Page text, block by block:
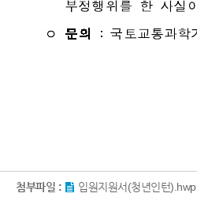
첨부파일 :
입원지원서(청년인턴).hwp